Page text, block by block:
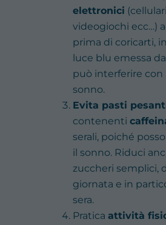
elettronici
videogiochi ecc…)
prima di coricarti,
luce blu emessa
può interferire con
sonno.
Evita pasti
contenenti
serali, poiché
il sonno. Riduci
zuccheri semplici,
giornata e in
sera.
Pratica attività